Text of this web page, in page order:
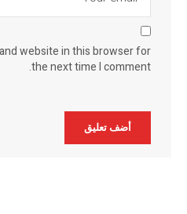
website in this browser for
the next time I comment.